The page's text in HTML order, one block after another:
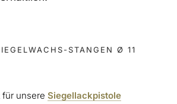
STANGEN Ø 11
unsere Siegellackpistole